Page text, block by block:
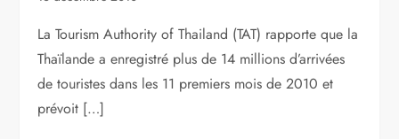
La Tourism Authority of Thailand (TAT) rapporte que la
Thaïlande a enregistré plus de 14 millions d’arrivées
de touristes dans les 11 premiers mois de 2010 et
prévoit […]